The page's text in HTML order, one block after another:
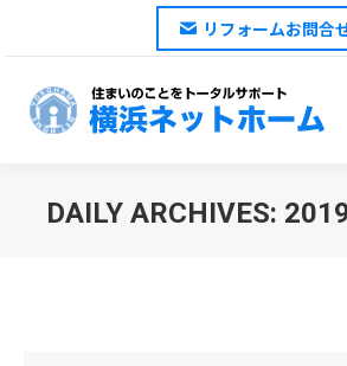
リフォームお問合
DAILY ARCHIVES: